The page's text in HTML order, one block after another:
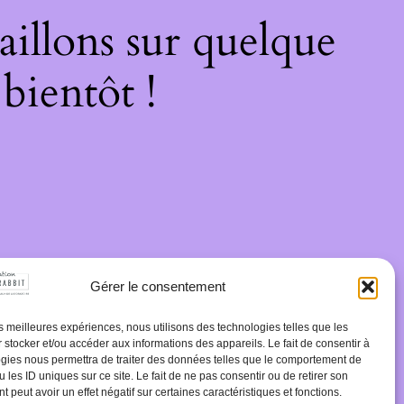
Gérer le consentement
meilleures expériences, nous utilisons des technologies telles que les
stocker et/ou accéder aux informations des appareils. Le fait de consentir à
nous permettra de traiter des données telles que le comportement de
les ID uniques sur ce site. Le fait de ne pas consentir ou de retirer son
peut avoir un effet négatif sur certaines caractéristiques et fonctions.
sur quelque
!